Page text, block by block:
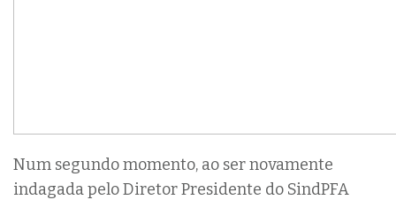
Num segundo momento, ao ser novamente
indagada pelo Diretor Presidente do SindPFA